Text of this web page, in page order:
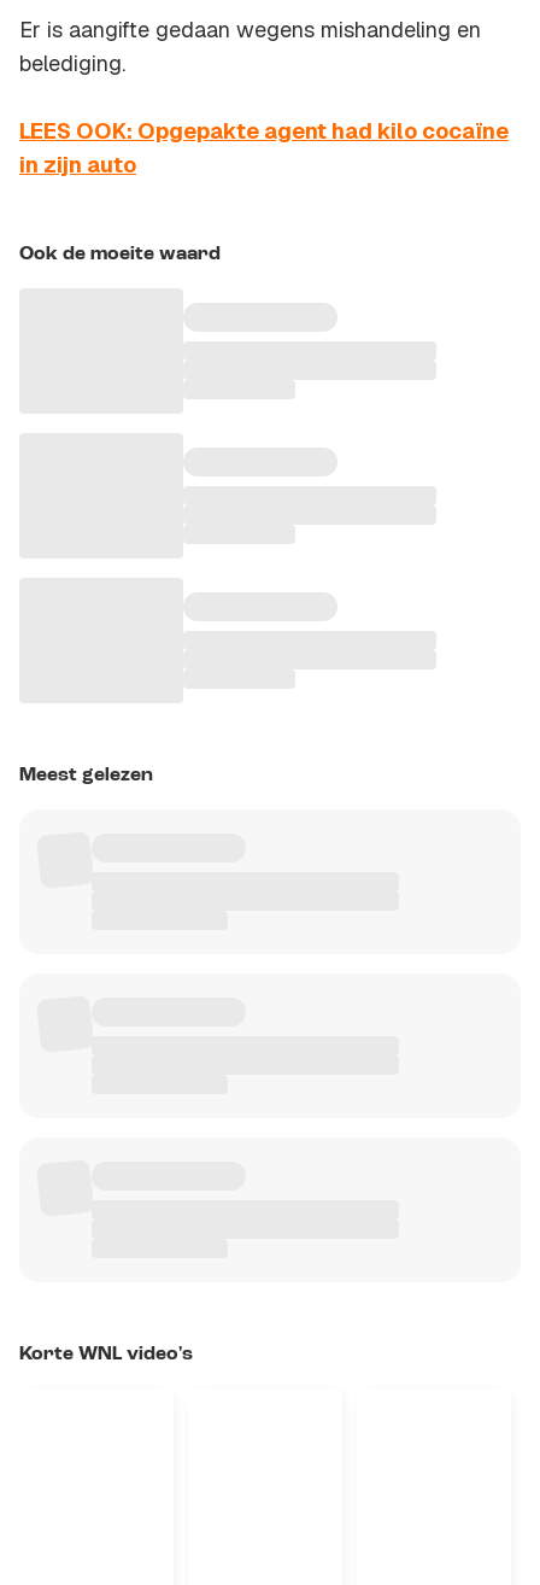
Er is aangifte gedaan wegens mishandeling en
belediging.
LEES OOK: Opgepakte agent had kilo cocaïne
in zijn auto
Ook de moeite waard
Meest gelezen
Korte WNL video's